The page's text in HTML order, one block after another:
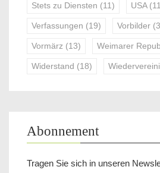
Stets zu Diensten (11) USA
Verfassungen (19) Vorbilder
Vormärz (13) Weimarer
Widerstand (18)
Abonnement
Tragen Sie sich in unseren